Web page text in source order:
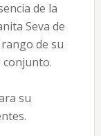
de la
Seva de
de su
su